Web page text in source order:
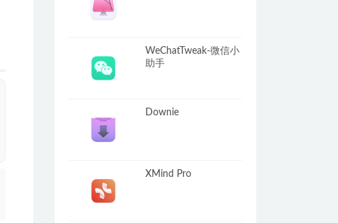
WeChatTweak-微信小
助手
Downie
XMind Pro